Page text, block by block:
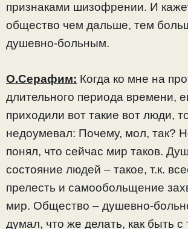
признаками шизофрении. И
общество чем дальше, тем
душевно-больным.
О.Серафим: Когда ко мне на
длительного периода времени,
приходили вот такие вот люди,
недоумевал: Почему, мол, так?
понял, что сейчас мир таков.
состояние людей – такое, т.к.
прелесть и самообольщение
мир. Общество – душевно-
думал, что же делать, как быть с